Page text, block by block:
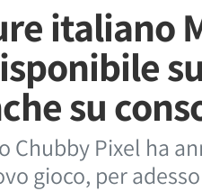
italiano
su
Chubby Pixel ha
gioco, per